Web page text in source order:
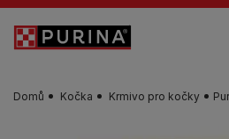
Skip to main content
Domů Kočka Krmivo pro kočky